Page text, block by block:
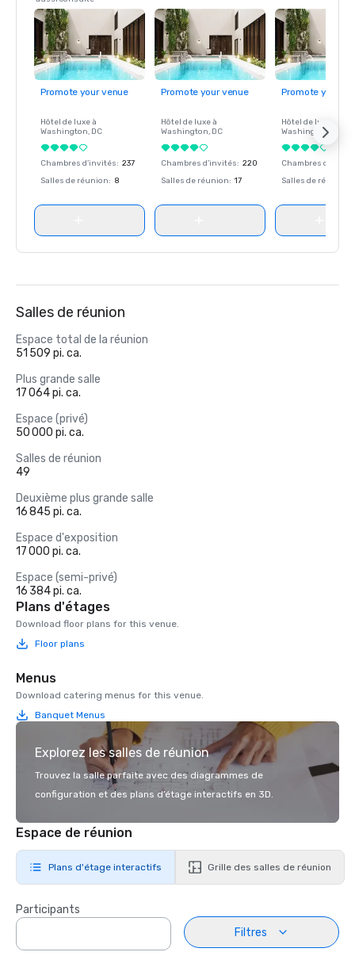
Promote your venue
Hôtel de luxe à
Washington, DC
Chambres d'invités: 237
Salles de réunion: 8
Promote your venue
Hôtel de luxe à
Washington, DC
Chambres d'invités: 220
Salles de réunion: 17
Promote your
Hôtel de luxe à
Washington
Chambres
Salles de réunion
Salles de réunion
Espace total de la réunion
51 509 pi. ca.
Plus grande salle
17 064 pi. ca.
Espace (privé)
50 000 pi. ca.
Salles de réunion
49
Deuxième plus grande salle
16 845 pi. ca.
Espace d'exposition
17 000 pi. ca.
Espace (semi-privé)
16 384 pi. ca.
Plans d'étages
Download floor plans for this venue.
Floor plans
Menus
Download catering menus for this venue.
Banquet Menus
Explorez les salles de réunion
Trouvez la salle parfaite avec des diagrammes de
configuration et des plans d’étage interactifs en 3D.
Espace de réunion
Plans d'étage interactifs Grille des salles de réunion
Participants
Filtres